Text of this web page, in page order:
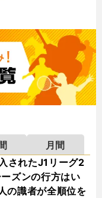
月間
されたJ1リーグ2
ズンの行方はい
識者が全順位を